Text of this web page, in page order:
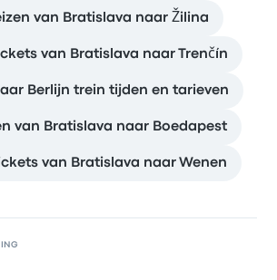
van Bratislava naar Žilina
van Bratislava naar Trenčín
Berlijn trein tijden en tarieven
van Bratislava naar Boedapest
van Bratislava naar Wenen